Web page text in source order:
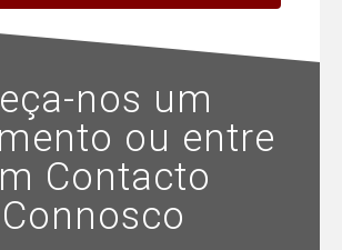
nos um
ou entre
Contacto
Connosco